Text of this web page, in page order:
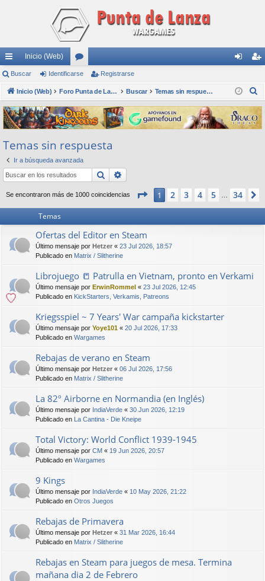
nl
ac
es
rá
pi
do
s
Inicio (Web)
or
os nti
fic
ar
ist
ra
rs
Buscar Identificarse Registrarse
Inicio (Web) Foro Punta de Lanza Wargames Buscar Temas sin respuesta
s
c
Temas sin respuesta
Ir a búsqueda avanzada
Buscar
Se encontraron más de 1000 coincidencias Página de 34
1 2 3 4 5 34
Temas
Ofertas del Editor en Steam
Último mensaje por Hetzer « 23 Jul 2026, 18:57
Publicado en Matrix / Slitherine
Librojuego 📒 Patrulla en Vietnam, pronto en Verkami
Último mensaje por ErwinRommel « 23 Jul 2026, 12:45
Publicado en KickStarters, Verkamis, Patreons
Kriegsspiel ~ 7 Years' War campaña kickstarter
Último mensaje por Yoye101 « 20 Jul 2026, 17:33
Publicado en Wargames
Rebajas de verano en Steam
Último mensaje por Hetzer « 06 Jul 2026, 17:56
Publicado en Matrix / Slitherine
La 82º Airborne en Normandia (en Inglés)
Último mensaje por IndiaVerde « 30 Jun 2026, 12:19
Publicado en La Cantina - Die Kneipe
Total Victory: World Conflict 1939-1945
Último mensaje por CM « 19 Jun 2026, 20:57
Publicado en Wargames
9 Kings
Último mensaje por IndiaVerde « 10 May 2026, 21:22
Publicado en Otros Juegos
Rebajas de Primavera
Último mensaje por Hetzer « 31 Mar 2026, 16:44
Publicado en Matrix / Slitherine
Rebajas en Steam para juegos de mesa. Termina
mañana dia 2 de Febrero